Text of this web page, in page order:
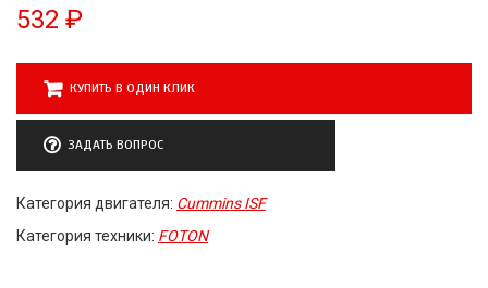
532 ₽
КУПИТЬ В ОДИН КЛИК
ЗАДАТЬ ВОПРОС
Категория двигателя: Cummins ISF
Категория техники: FOTON